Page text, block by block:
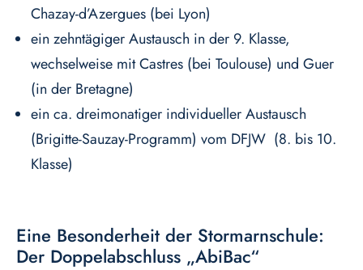
Chazay-d’Azergues (bei Lyon)
ein zehntägiger Austausch in der 9. Klasse,
wechselweise mit Castres (bei Toulouse) und Guer
(in der Bretagne)
ein ca. dreimonatiger individueller Austausch
(Brigitte-Sauzay-Programm) vom DFJW (8. bis 10.
Klasse)
Eine Besonderheit der Stormarnschule:
Der Doppelabschluss „AbiBac“